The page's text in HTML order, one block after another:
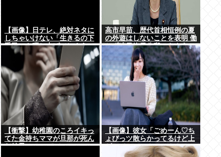
【画像】日テレ、絶対ネタに
しちゃいけない「生きるの下
手民」を晒し上げてしまう
高市早苗、歴代首相恒例の夏
の外遊はしないことを表明 働
かず連日終日公邸のもよう
【衝撃】幼稚園のころイキっ
てた金持ちママが旦那が死ん
だ結果･････⇒！！
【画像】彼女「ごめーん♡ち
ょびっツ散らかってるけど上
がって～～～！」⇒！！